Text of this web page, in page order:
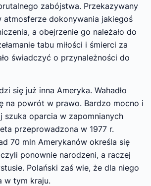
zabójstwa. Przekazywany
atmosferze dokonywania jakiegoś
a obejrzenie go należało do
tabu miłości i śmierci za
świadczyć o przynależności do
się już inna Ameryka. Wahadło
na powrót w prawo. Bardzo mocno i
szuka oparcia w zapomnianych
przeprowadzona w 1977 r.
70 mln Amerykanów określa się
czyli ponownie narodzeni, a raczej
Polański zaś wie, że dla niego
w tym kraju.